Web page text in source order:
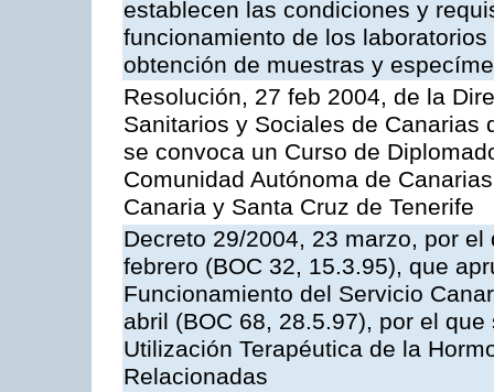
establecen las condiciones y
funcionamiento de los
obtención de muestras y
Resolución, 27 feb 2004, de la
Sanitarios y Sociales de Canarias
se convoca un Curso de
Comunidad Autónoma de
Canaria y Santa Cruz de Tenerife
Decreto 29/2004, 23 marzo, por
febrero (BOC 32, 15.3.95), que
Funcionamiento del Servicio
abril (BOC 68, 28.5.97), por el
Utilización Terapéutica de la
Relacionadas